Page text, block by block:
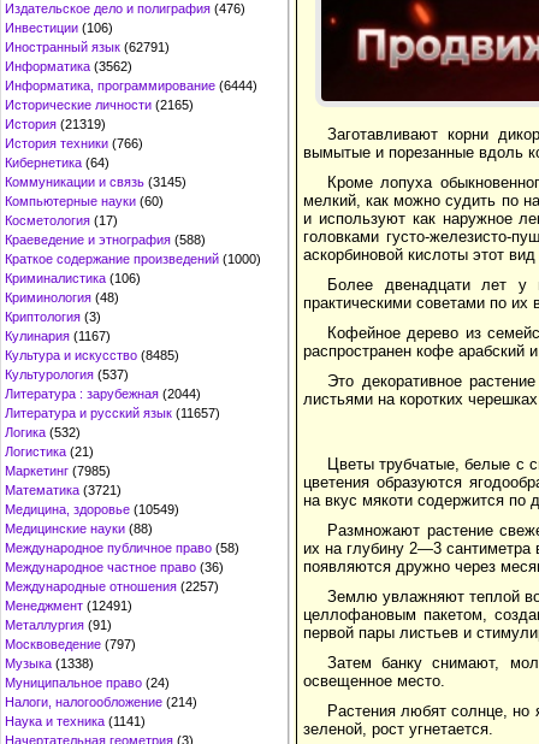
Издательское дело и полиграфия (476)
Инвестиции (106)
Иностранный язык (62791)
Информатика (3562)
Информатика, программирование (6444)
Исторические личности (2165)
История (21319)
История техники (766)
Кибернетика (64)
Коммуникации и связь (3145)
Компьютерные науки (60)
Косметология (17)
Краеведение и этнография (588)
Краткое содержание произведений (1000)
Криминалистика (106)
Криминология (48)
Криптология (3)
Кулинария (1167)
Культура и искусство (8485)
Культурология (537)
Литература : зарубежная (2044)
Литература и русский язык (11657)
Логика (532)
Логистика (21)
Маркетинг (7985)
Математика (3721)
Медицина, здоровье (10549)
Медицинские науки (88)
Международное публичное право (58)
Международное частное право (36)
Международные отношения (2257)
Менеджмент (12491)
Металлургия (91)
Москвоведение (797)
Музыка (1338)
Муниципальное право (24)
Налоги, налогообложение (214)
Наука и техника (1141)
Начертательная геометрия (3)
Заготавливают корни
вымытые и порезанные вдоль
Кроме лопуха
мелкий, как можно судить по
и используют как наружное
головками густо-железисто-
аскорбиновой кислоты этот
Более двенадцати лет у
практическими советами по
Кофейное дерево из
распространен кофе арабский
Это декоративное
листьями на коротких
Цветы трубчатые, белые с
цветения образуются
на вкус мякоти содержится по
Размножают растение
их на глубину 2—3 сантиметра
появляются дружно через
Землю увлажняют теплой
целлофановым пакетом,
первой пары листьев и
Затем банку снимают,
освещенное место.
Растения любят солнце, но
зеленой, рост угнетается.